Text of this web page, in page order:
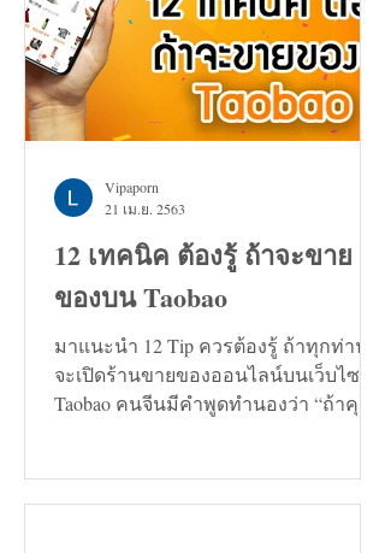
12 เทคนิค ต้องรู้ ถ้าจะขาย
ของบน Taobao
มาแนะนำ 12 Tip ควรต้องรู้ ถ้าทุกท่าน
จะเปิดร้านขายของออนไลน์บนเว็บไซต์
Taobao คนจีนมีคำพูดทำนองว่า “ถ้าคุณ
Vipaporn
21 เม.ย. 2563